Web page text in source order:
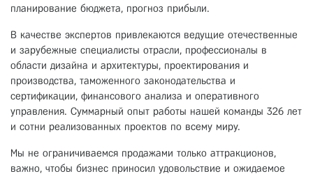
планирование бюджета, прогноз прибыли.
В качестве экспертов привлекаются ведущие отечественные
и зарубежные специалисты отрасли, профессионалы в
области дизайна и архитектуры, проектирования и
производства, таможенного законодательства и
сертификации, финансового анализа и оперативного
управления. Суммарный опыт работы нашей команды 326 лет
и сотни реализованных проектов по всему миру.
Мы не ограничиваемся продажами только аттракционов,
важно, чтобы бизнес приносил удовольствие и ожидаемое